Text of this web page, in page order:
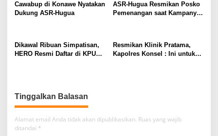
Cawabup di Konawe Nyatakan
Dukung ASR-Hugua
ASR-Hugua Resmikan Posko
Pemenangan saat Kampanye
Dikawal Ribuan Simpatisan,
HERO Resmi Daftar di KPUD
Resmikan Klinik Pratama,
Kapolres Konsel : Ini untuk
Tinggalkan Balasan
Alamat email Anda tidak akan dipublikasikan. Ruas yang wajib
ditandai *